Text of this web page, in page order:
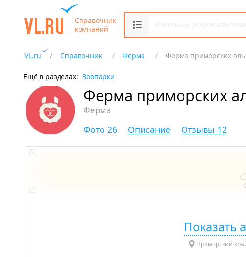
Справочник
компаний
VL.ru Справочник Ферма Ферма приморских
Ещё в разделах: Зоопарки
Ферма приморских
Ферма
Фото 26 Описание Отзывы 12
Показать
Приморский